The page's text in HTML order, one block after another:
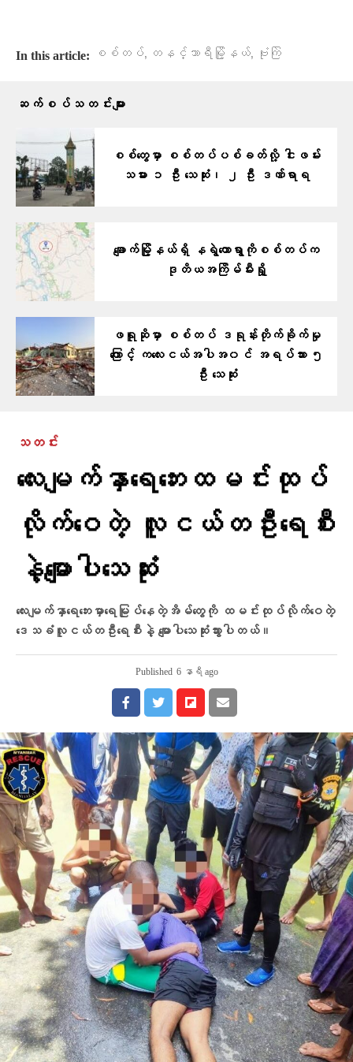
In this article: စစ်တပ်, တနင်္သာရီမြို့နယ်, ဗုံးကြဲ
ဆက်စပ်သတင်းများ
စစ်တွေမှာ စစ်တပ်ပစ်ခတ်လို့ ငါးဖမ်း
သမား ၁ ဦး သေဆုံး၊ ၂ ဦး ဒဏ်ရာရ
ချောက်မြို့နယ်ရှိ နရွဲတောရွာကိုစစ်တပ်က
ဒုတိယအကြိမ်မီးရှို့
ဖရူဆိုမှာ စစ်တပ် ဒရုန်းတိုက်ခိုက်မှု
ကြောင့် ကလေးငယ်အပါအ၀င် အရပ်သား ၅
ဦး သေဆုံး
သတင်း
လေးမျက်နှာရေဘေးထမင်းထုပ်
လိုက်ဝေတဲ့ လူငယ်တဦးရေစီး
နဲ့မျောပါသေဆုံး
လေးမျက်နှာရေဘေးမှာရေမြုပ်နေတဲ့အိမ်တွေကို ထမင်းထုပ်လိုက်ဝေတဲ့
ဒေသခံလူငယ်တဦးရေစီးနဲ့ မျောပါသေဆုံးသွားပါတယ်။
Published 6 နာရီ ago